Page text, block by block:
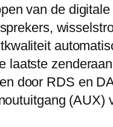
van de
laatste
door RDS en
(AUX)